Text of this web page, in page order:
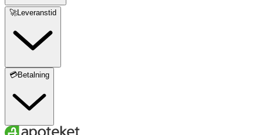
🚀Leveranstid
💳Betalning